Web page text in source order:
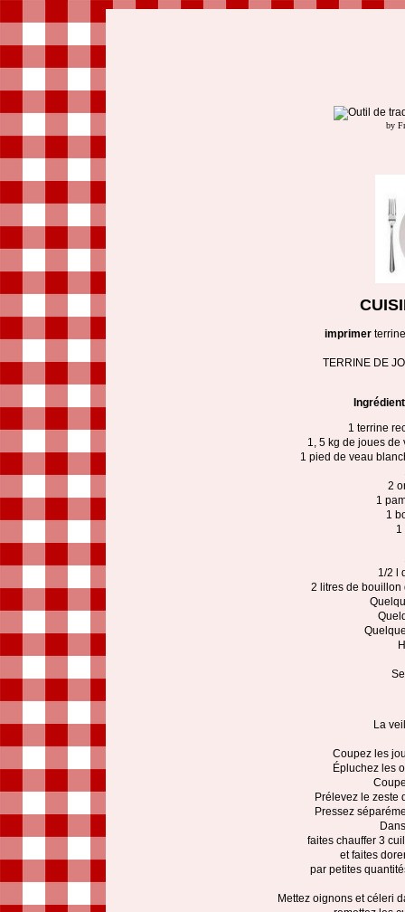
by
imprimer
TERRINE DE
1 terrine
1, 5 kg de joues de
1 pied de veau
2
1
1
1
1/2 l
2 litres de bouillon
La
Coupez les
Épluchez les
Prélevez le zeste
Pressez
faites chauffer 3
et faites
par petites
Mettez oignons et céleri